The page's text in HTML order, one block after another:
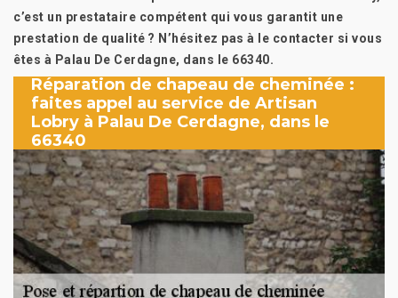
c’est un prestataire compétent qui vous garantit une
prestation de qualité ? N’hésitez pas à le contacter si vous
êtes à Palau De Cerdagne, dans le 66340.
Réparation de chapeau de cheminée :
faites appel au service de Artisan
Lobry à Palau De Cerdagne, dans le
66340